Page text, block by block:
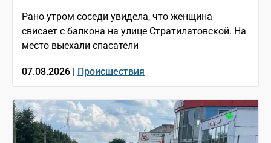
Рано утром соседи увидела, что женщина
свисает с балкона на улице Стратилатовской. На
место выехали спасатели
07.08.2026 | Происшествия